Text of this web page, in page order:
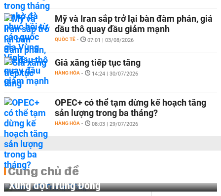
Mỹ và Iran sắp trở lại bàn đàm phán, giá
dầu thô quay đầu giảm mạnh
QUỐC TẾ - 07:01 | 03/08/2026
Giá xăng tiếp tục tăng
HÀNG HÓA - 14:24 | 30/07/2026
OPEC+ có thể tạm dừng kế hoạch tăng
sản lượng trong ba tháng?
HÀNG HÓA - 08:03 | 29/07/2026
Cùng chủ đề
Xung đột Trung Đông